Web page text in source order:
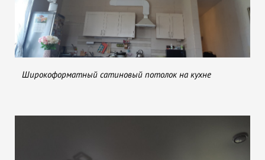
Широкоформатный сатиновый потолок на кухне